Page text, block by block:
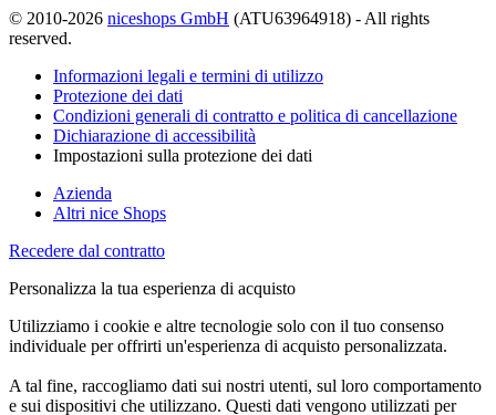
© 2010-2026 niceshops GmbH (ATU63964918) - All rights
reserved.
Informazioni legali e termini di utilizzo
Protezione dei dati
Condizioni generali di contratto e politica di cancellazione
Dichiarazione di accessibilità
Impostazioni sulla protezione dei dati
Azienda
Altri nice Shops
Recedere dal contratto
Personalizza la tua esperienza di acquisto
Utilizziamo i cookie e altre tecnologie solo con il tuo consenso
individuale per offrirti un'esperienza di acquisto personalizzata.
A tal fine, raccogliamo dati sui nostri utenti, sul loro comportamento
e sui dispositivi che utilizzano. Questi dati vengono utilizzati per